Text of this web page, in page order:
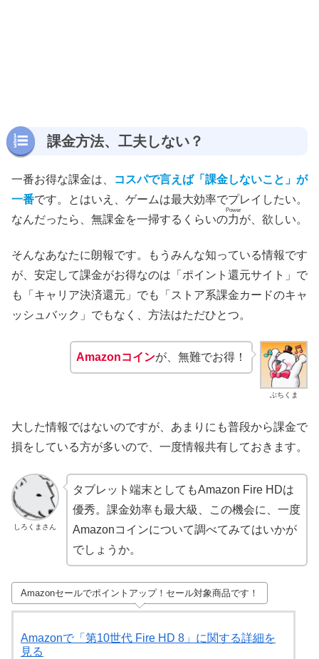
課金方法、工夫しない？
一番お得な課金は、
コスパで言えば「課金しないこと」が
一番です。とはいえ、ゲームは最大効率でプレイしたい。
なんだったら、無課金を一掃するくらいの力
Power
が、欲しい。
そんなあなたに朗報です。もうみんな知っている情報です
が、安定して課金がお得なのは「ポイント還元サイト」で
も「キャリア決済還元」でも「ストア系課金カードのキャ
ッシュバック」でもなく、方法はただひとつ。
ぶちくま
Amazonコインが、無難でお得！
大した情報ではないのですが、あまりにも普段から課金で
損をしている方が多いので、一度情報共有しておきます。
しろくまさん
タブレット端末としてもAmazon Fire HDは
優秀。課金効率も最大級、この機会に、一度
Amazonコインについて調べてみてはいかが
でしょうか。
Amazonセールでポイントアップ！セール対象商品です！
Amazonで「第10世代 Fire HD 8」に関する詳細を
見る